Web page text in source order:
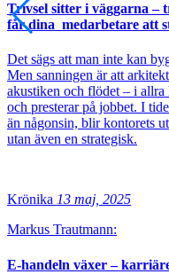
Trivsel sitter i väggarna –
får dina medarbetare att
Det sägs att man inte kan
Men sanningen är att
akustiken och flödet – i
och presterar på jobbet. I
än någonsin, blir kontorets
utan även en strategisk.
Krönika 13 maj, 2025
Markus Trautmann:
E-handeln växer –